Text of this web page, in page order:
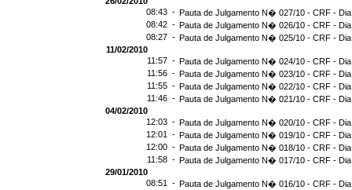
08:43 - Pauta de Julgamento N� 027/10 - CRF -
08:42 - Pauta de Julgamento N� 026/10 - CRF -
08:27 - Pauta de Julgamento N� 025/10 - CRF -
11/02/2010
11:57 - Pauta de Julgamento N� 024/10 - CRF -
11:56 - Pauta de Julgamento N� 023/10 - CRF -
11:55 - Pauta de Julgamento N� 022/10 - CRF -
11:46 - Pauta de Julgamento N� 021/10 - CRF -
04/02/2010
12:03 - Pauta de Julgamento N� 020/10 - CRF - Dia
12:01 - Pauta de Julgamento N� 019/10 - CRF -
12:00 - Pauta de Julgamento N� 018/10 - CRF -
11:58 - Pauta de Julgamento N� 017/10 - CRF -
29/01/2010
08:51 - Pauta de Julgamento N� 016/10 - CRF -